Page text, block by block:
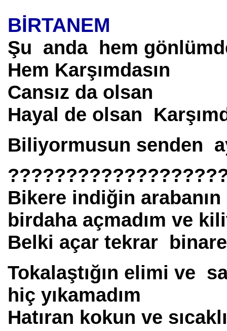
BİRTANEM
Şu anda hem
Hem Karşımdasın
Cansız da olsan
Hayal de olsan
Biliyormusun senden
Bikere indiğin arabanın
birdaha açmadım ve
Belki açar tekrar
Tokalaştığın elimi ve
hiç yıkamadım
Hatıran kokun ve